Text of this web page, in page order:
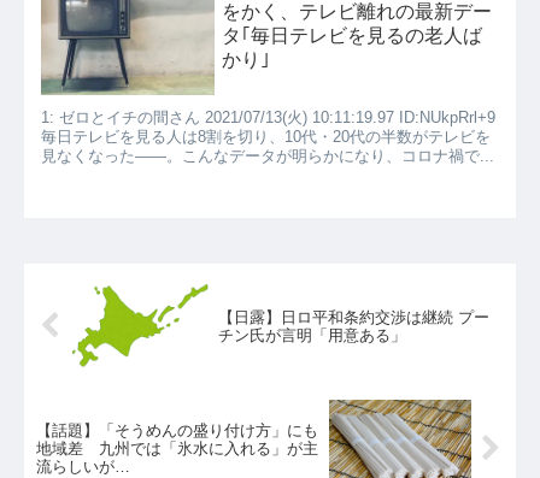
をかく、テレビ離れの最新デー
タ｢毎日テレビを見るの老人ば
かり｣
1: ゼロとイチの間さん 2021/07/13(火) 10:11:19.97 ID:NUkpRrl+9
毎日テレビを見る人は8割を切り、10代・20代の半数がテレビを
見なくなった――。こんなデータが明らかになり、コロナ禍で...
【日露】日ロ平和条約交渉は継続 プー
チン氏が言明「用意ある」
【話題】「そうめんの盛り付け方」にも
地域差 九州では「氷水に入れる」が主
流らしいが…